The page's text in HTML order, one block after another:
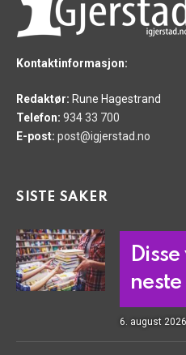
Kontaktinformasjon:
Redaktør: Rune Hagestrand
Telefon: 934 33 700
E-post: post@igjerstad.no
SISTE SAKER
6. august 2026